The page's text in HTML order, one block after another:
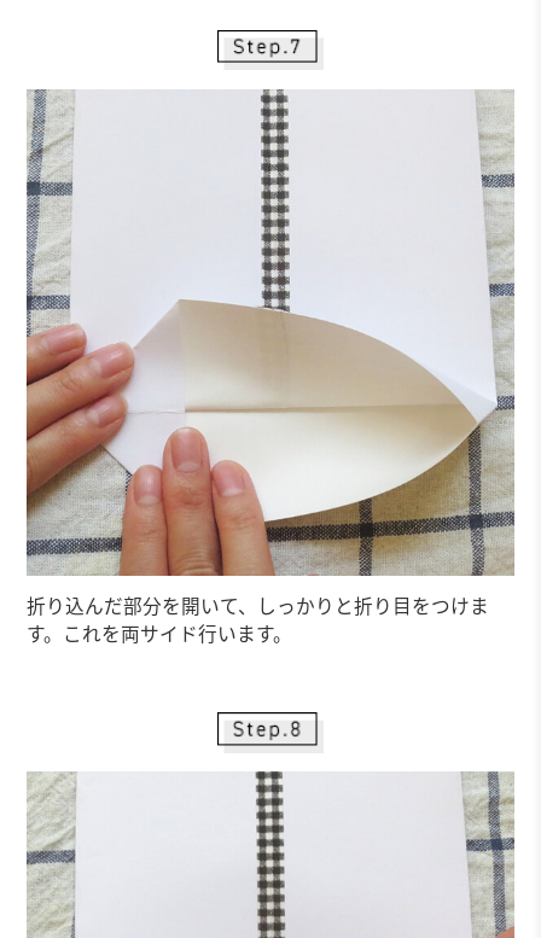
折り込んだ部分を開いて、しっかりと折り目をつけま
す。これを両サイド行います。